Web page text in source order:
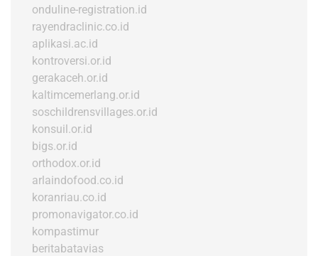
onduline-registration.id
rayendraclinic.co.id
aplikasi.ac.id
kontroversi.or.id
gerakaceh.or.id
kaltimcemerlang.or.id
soschildrensvillages.or.id
konsuil.or.id
bigs.or.id
orthodox.or.id
arlaindofood.co.id
koranriau.co.id
promonavigator.co.id
kompastimur
beritabatavias